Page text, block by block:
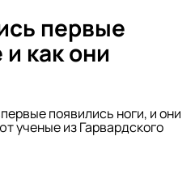
первые
как они
появились ноги, и они
ученые из Гарвардского